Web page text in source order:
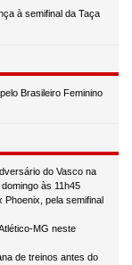
à semifinal da Taça
Brasileiro Feminino
do Vasco na
às 11h45
Phoenix, pela semifinal
MG neste
de treinos antes do